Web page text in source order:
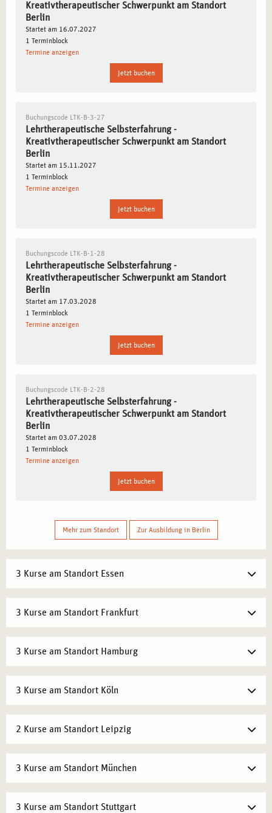
Kreativtherapeutischer Schwerpunkt am Standort
Berlin
Startet am 16.07.2027
1 Terminblock
Termine anzeigen
Jetzt buchen
Buchungscode LTK-B-3-27
Lehrtherapeutische Selbsterfahrung -
Kreativtherapeutischer Schwerpunkt am Standort
Berlin
Startet am 15.11.2027
1 Terminblock
Termine anzeigen
Jetzt buchen
Buchungscode LTK-B-1-28
Lehrtherapeutische Selbsterfahrung -
Kreativtherapeutischer Schwerpunkt am Standort
Berlin
Startet am 17.03.2028
1 Terminblock
Termine anzeigen
Jetzt buchen
Buchungscode LTK-B-2-28
Lehrtherapeutische Selbsterfahrung -
Kreativtherapeutischer Schwerpunkt am Standort
Berlin
Startet am 03.07.2028
1 Terminblock
Termine anzeigen
Jetzt buchen
Mehr zum Standort Zur Ausbildung in Berlin
3 Kurse am Standort Essen
3 Kurse am Standort Frankfurt
3 Kurse am Standort Hamburg
3 Kurse am Standort Köln
2 Kurse am Standort Leipzig
3 Kurse am Standort München
3 Kurse am Standort Stuttgart